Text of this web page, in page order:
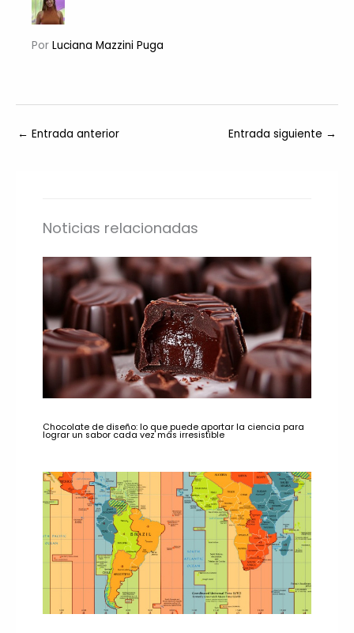
Por Luciana Mazzini Puga
← Entrada anterior Entrada siguiente →
Noticias relacionadas
Chocolate de diseño: lo que puede aportar la ciencia para
lograr un sabor cada vez más irresistible